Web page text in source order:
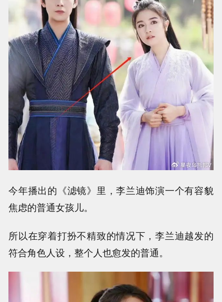
今年播出的《滤镜》里，李兰迪饰演一个有容貌
焦虑的普通女孩儿。
所以在穿着打扮不精致的情况下，李兰迪越发的
符合角色人设，整个人也愈发的普通。